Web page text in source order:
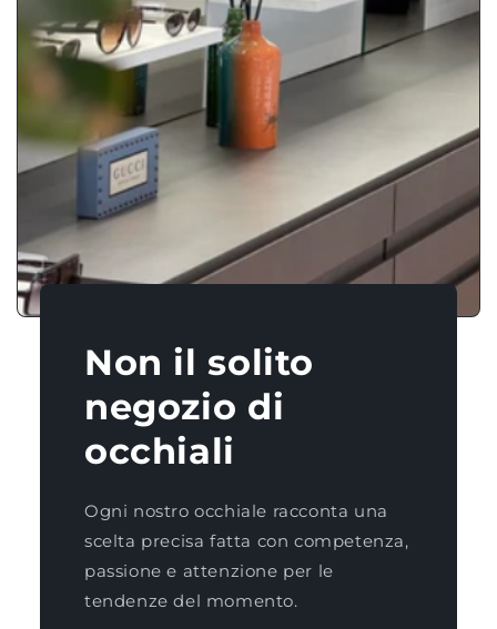
Non il solito
negozio di
occhiali
Ogni nostro occhiale racconta una
scelta precisa fatta con competenza,
passione e attenzione per le
tendenze del momento.